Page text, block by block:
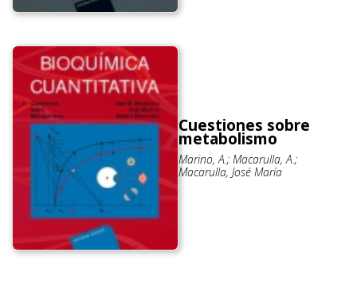
Cuestiones sobre
metabolismo
Marino, A.; Macarulla, A.;
Macarulla, José María